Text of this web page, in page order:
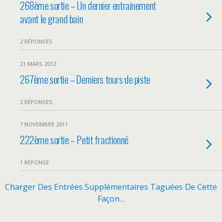
268ème sortie – Un dernier entrainement
avant le grand bain
2 RÉPONSES
21 MARS 2012
267ème sortie – Derniers tours de piste
2 RÉPONSES
7 NOVEMBRE 2011
222ème sortie – Petit fractionné
1 RÉPONSE
Charger Des Entrées Supplémentaires Taguées De Cette
Façon…